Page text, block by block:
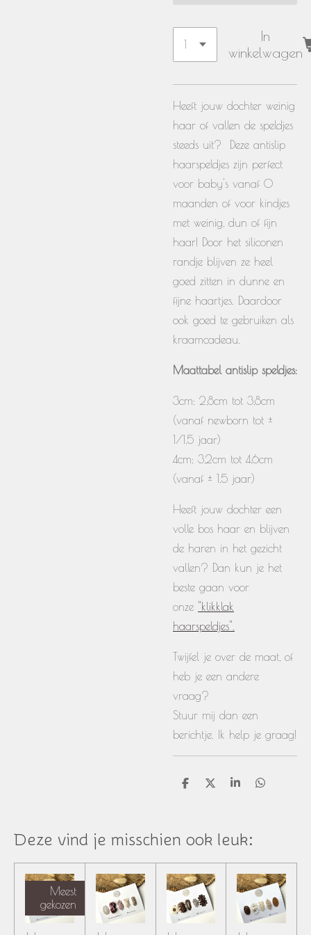
In
winkelwagen
Heeft jouw dochter weinig
haar of vallen de speldjes
steeds uit? Deze antislip
haarspeldjes zijn perfect
voor baby's vanaf 0
maanden of voor kindjes
met weinig, dun of fijn
haar! Door het siliconen
randje blijven ze heel
goed zitten in dunne en
fijne haartjes. Daardoor
ook goed te gebruiken als
kraamcadeau.
Maattabel antislip speldjes:
3cm: 2,8cm tot 3,8cm
(vanaf newborn tot ±
1/1,5 jaar)
4cm: 3,2cm tot 4,6cm
(vanaf ± 1,5 jaar)
Heeft jouw dochter een
volle bos haar en blijven
de haren in het gezicht
vallen? Dan kun je het
beste gaan voor
onze "klikklak
haarspeldjes".
Twijfel je over de maat, of
heb je een andere
vraag?
Stuur mij dan een
berichtje. Ik help je graag!
D
D
S
D
Deze vind je misschien ook leuk:
Meest
gekozen